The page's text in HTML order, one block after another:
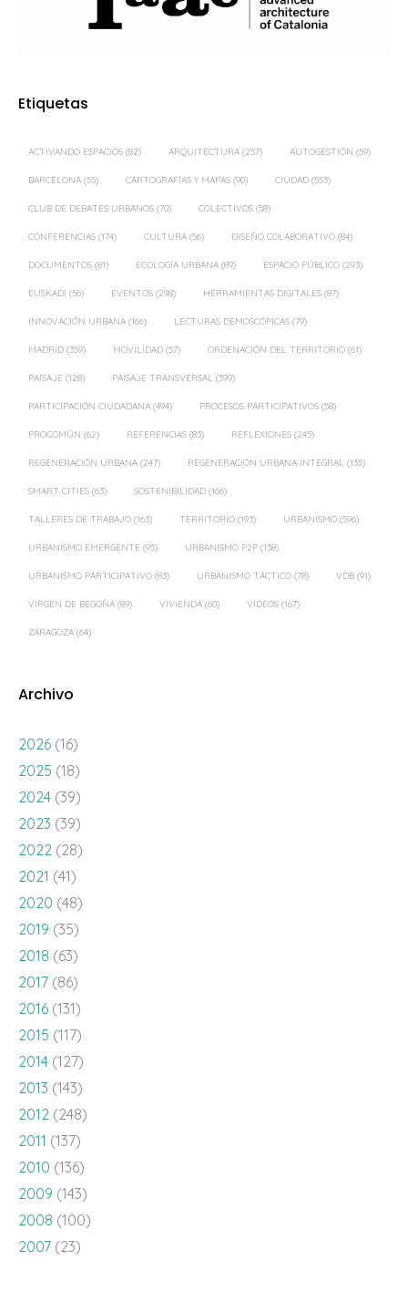
Etiquetas
ACTIVANDO ESPACIOS (82) ARQUITECTURA (257) AUTOGESTIÓN (59)
BARCELONA (55) CARTOGRAFÍAS Y MAPAS (90) CIUDAD (553)
CLUB DE DEBATES URBANOS (70) COLECTIVOS (58)
CONFERENCIAS (174) CULTURA (56) DISEÑO COLABORATIVO (84)
DOCUMENTOS (81) ECOLOGÍA URBANA (89) ESPACIO PÚBLICO (293)
EUSKADI (56) EVENTOS (298) HERRAMIENTAS DIGITALES (87)
INNOVACIÓN URBANA (166) LECTURAS DEMOSCÓPICAS (79)
MADRID (359) MOVILIDAD (57) ORDENACIÓN DEL TERRITORIO (61)
PAISAJE (128) PAISAJE TRANSVERSAL (399)
PARTICIPACIÓN CIUDADANA (494) PROCESOS PARTICIPATIVOS (58)
PROCOMÚN (62) REFERENCIAS (83) REFLEXIONES (245)
REGENERACIÓN URBANA (247) REGENERACIÓN URBANA INTEGRAL (135)
SMART CITIES (63) SOSTENIBILIDAD (166)
TALLERES DE TRABAJO (163) TERRITORIO (193) URBANISMO (596)
URBANISMO EMERGENTE (95) URBANISMO P2P (138)
URBANISMO PARTICIPATIVO (83) URBANISMO TÁCTICO (78) VDB (91)
VIRGEN DE BEGOÑA (89) VIVIENDA (60) VÍDEOS (167)
ZARAGOZA (64)
Archivo
2026 (16)
2025 (18)
2024 (39)
2023 (39)
2022 (28)
2021 (41)
2020 (48)
2019 (35)
2018 (63)
2017 (86)
2016 (131)
2015 (117)
2014 (127)
2013 (143)
2012 (248)
2011 (137)
2010 (136)
2009 (143)
2008 (100)
2007 (23)